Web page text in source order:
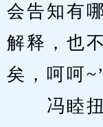
会告知有
解释，也
矣，呵呵
冯睦扭